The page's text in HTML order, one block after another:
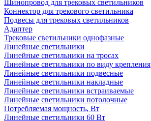
Шинопровод для трековых светильников
Коннектор для трекового светильника
Подвесы для трековых светильников
Адаптер
Трековые светильники однофазные
Линейные светильники
Линейные светильники на тросах
Линейные светильники по виду крепления
Линейные светильники подвесные
Линейные светильники накладные
Линейные светильники встраиваемые
Линейные светильники потолочные
Потребляемая мощность, Вт
Линейные светильники 60 Вт